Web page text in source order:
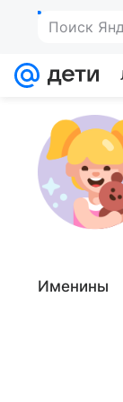
Поиск
Именины